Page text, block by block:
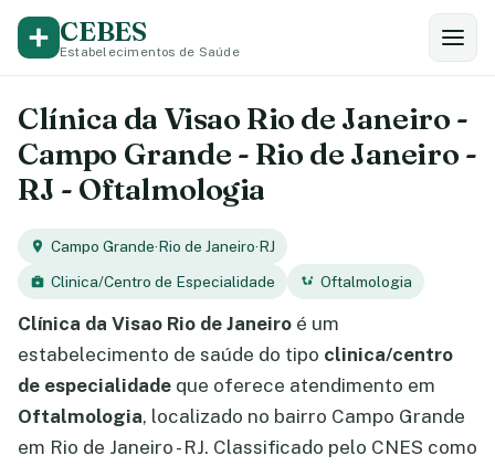
CEBES
Estabelecimentos de Saúde
Clínica da Visao Rio de Janeiro -
Campo Grande - Rio de Janeiro -
RJ - Oftalmologia
Campo Grande·Rio de Janeiro·RJ
Clinica/Centro de Especialidade
Oftalmologia
Clínica da Visao Rio de Janeiro é um
estabelecimento de saúde do tipo clinica/centro
de especialidade que oferece atendimento em
Oftalmologia, localizado no bairro Campo Grande
em Rio de Janeiro - RJ. Classificado pelo CNES como